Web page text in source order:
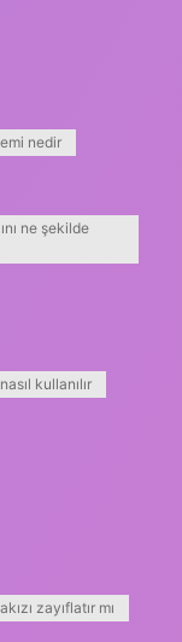
nedir
ne şekilde
kullanılır
zayıflatır mı